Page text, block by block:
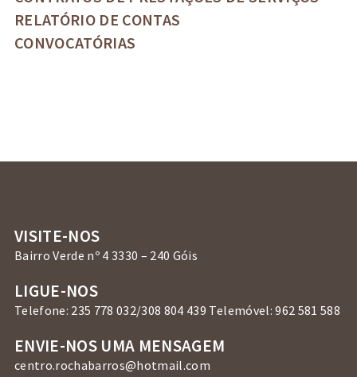
RELATÓRIO DE CONTAS
CONVOCATÓRIAS
VISITE-NOS
Bairro Verde nº 4 3330 – 240 Góis
LIGUE-NOS
Telefone: 235 778 032/308 804 439 Telemóvel: 962 581 588
ENVIE-NOS UMA MENSAGEM
centro.rochabarros@hotmail.com